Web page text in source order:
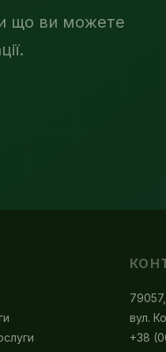
що ви можете
вул.
+38